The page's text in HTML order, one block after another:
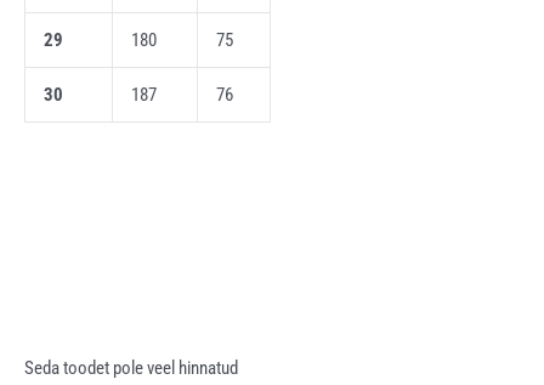
29 180 75
30 187 76
Seda toodet pole veel hinnatud